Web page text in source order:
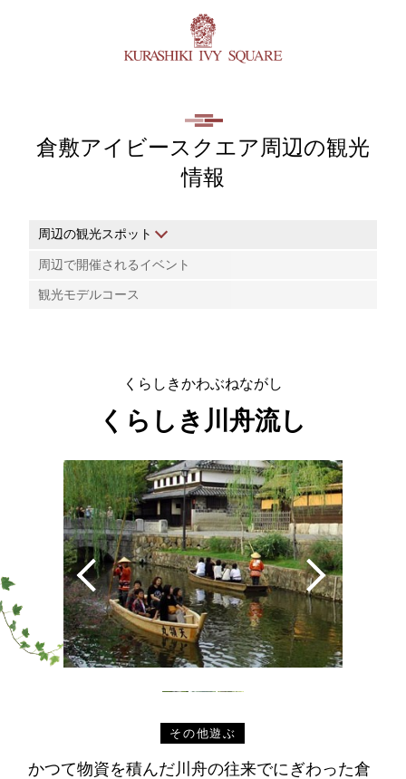
倉敷アイビースクエア周辺の観光
情報
周辺の観光スポット
周辺で開催されるイベント
観光モデルコース
くらしきかわぶねながし
くらしき川舟流し
その他遊ぶ
かつて物資を積んだ川舟の往来でにぎわった倉